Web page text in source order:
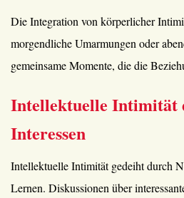
Die Integration von körperlicher
morgendliche Umarmungen oder
gemeinsame Momente, die die
Intellektuelle Intimität
Interessen
Intellektuelle Intimität gedeiht durch
Lernen. Diskussionen über